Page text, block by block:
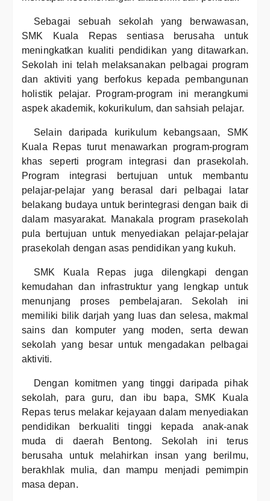
Sebagai sebuah sekolah yang berwawasan,
SMK Kuala Repas sentiasa berusaha untuk
meningkatkan kualiti pendidikan yang ditawarkan.
Sekolah ini telah melaksanakan pelbagai program
dan aktiviti yang berfokus kepada pembangunan
holistik pelajar. Program-program ini merangkumi
aspek akademik, kokurikulum, dan sahsiah pelajar.
Selain daripada kurikulum kebangsaan, SMK
Kuala Repas turut menawarkan program-program
khas seperti program integrasi dan prasekolah.
Program integrasi bertujuan untuk membantu
pelajar-pelajar yang berasal dari pelbagai latar
belakang budaya untuk berintegrasi dengan baik di
dalam masyarakat. Manakala program prasekolah
pula bertujuan untuk menyediakan pelajar-pelajar
prasekolah dengan asas pendidikan yang kukuh.
SMK Kuala Repas juga dilengkapi dengan
kemudahan dan infrastruktur yang lengkap untuk
menunjang proses pembelajaran. Sekolah ini
memiliki bilik darjah yang luas dan selesa, makmal
sains dan komputer yang moden, serta dewan
sekolah yang besar untuk mengadakan pelbagai
aktiviti.
Dengan komitmen yang tinggi daripada pihak
sekolah, para guru, dan ibu bapa, SMK Kuala
Repas terus melakar kejayaan dalam menyediakan
pendidikan berkualiti tinggi kepada anak-anak
muda di daerah Bentong. Sekolah ini terus
berusaha untuk melahirkan insan yang berilmu,
berakhlak mulia, dan mampu menjadi pemimpin
masa depan.